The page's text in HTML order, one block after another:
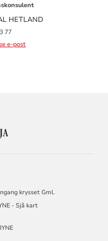
HETLAND
77
e-post
FOR
krysset Gml.
- Sjå kart